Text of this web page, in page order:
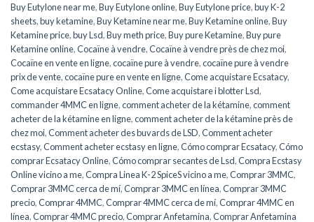
Buy Eutylone near me,Buy Eutylone online,Buy Eutylone price,buy K-2
sheets,buy ketamine,Buy Ketamine near me,Buy Ketamine online,Buy
Ketamine price,buy Lsd,Buy meth price,Buy pure Ketamine,Buy pure
Ketamine online,Cocaïne à vendre,Cocaïne à vendre près de chez moi,
Cocaïne en vente en ligne,cocaïne pure à vendre,cocaïne pure à vendre
prix de vente,cocaïne pure en vente en ligne,Come acquistare Ecsatacy,
Come acquistare Ecsatacy Online,Come acquistare i blotter Lsd,
commander 4MMC en ligne,comment acheter de la kétamine,comment
acheter de la kétamine en ligne,comment acheter de la kétamine près de
chez moi,Comment acheter des buvards de LSD,Comment acheter
ecstasy,Comment acheter ecstasy en ligne,Cómo comprar Ecsatacy,Cómo
comprar Ecsatacy Online,Cómo comprar secantes de Lsd,Compra Ecstasy
Online vicino a me,Compra Linea K-2 SpiceS vicino a me,Comprar 3MMC,
Comprar 3MMC cerca de mí,Comprar 3MMC en línea,Comprar 3MMC
precio,Comprar 4MMC,Comprar 4MMC cerca de mí,Comprar 4MMC en
línea,Comprar 4MMC precio,Comprar Anfetamina,Comprar Anfetamina